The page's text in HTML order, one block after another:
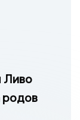
Ливо
родов